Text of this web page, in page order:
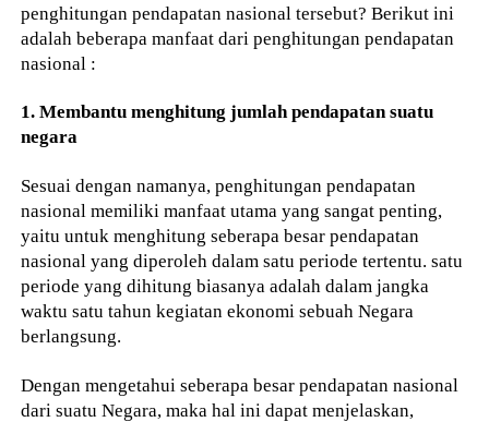
penghitungan pendapatan nasional tersebut? Berikut ini
adalah beberapa manfaat dari penghitungan pendapatan
nasional :
1. Membantu menghitung jumlah pendapatan suatu
negara
Sesuai dengan namanya, penghitungan pendapatan
nasional memiliki manfaat utama yang sangat penting,
yaitu untuk menghitung seberapa besar pendapatan
nasional yang diperoleh dalam satu periode tertentu. satu
periode yang dihitung biasanya adalah dalam jangka
waktu satu tahun kegiatan ekonomi sebuah Negara
berlangsung.
Dengan mengetahui seberapa besar pendapatan nasional
dari suatu Negara, maka hal ini dapat menjelaskan,